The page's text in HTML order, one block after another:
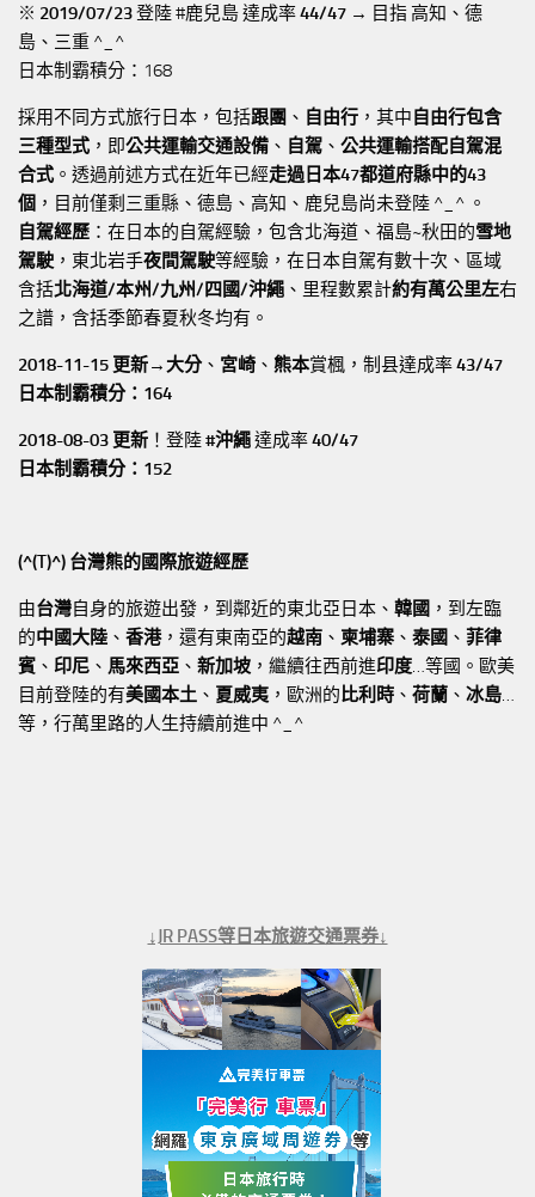
※ 2019/07/23登陸 #鹿兒島 達成率44/47 → 目指 高知、德
島、三重 ^_^
日本制霸積分：168
採用不同方式旅行日本，包括跟團 、 自由行 ，其中自由行包含
三種型式 ，即公共運輸交通設備 、 自駕 、 公共運輸搭配自駕混
合式 。透過前述方式在近年已經走過日本47都道府縣中的43
個 ，目前僅剩三重縣、德島、高知、鹿兒島尚未登陸 ^_^ 。
自駕經歷 ：在日本的自駕經驗，包含北海道、福島~秋田的雪地
駕駛 ，東北岩手夜間駕駛等經驗，在日本自駕有數十次、區域
含括北海道/本州/九州/四國/沖繩 、里程數累計約有萬公里左右
之譜，含括季節春夏秋冬均有。
2018-11-15 更新→ 大分、 宮崎 、 熊本賞楓，制县達成率43/47
日本制霸積分：164
2018-08-03 更新 ！登陸#沖繩達成率40/47
日本制霸積分：152
(^(T)^) 台灣熊的國際旅遊經歷
由台灣自身的旅遊出發，到鄰近的東北亞日本、 韓國 ，到左臨
的中國大陸 、 香港，還有東南亞的越南 、 柬埔寨 、 泰國 、 菲律
賓 、 印尼 、 馬來西亞 、 新加坡 ，繼續往西前進印度…等國。歐美
目前登陸的有美國本土 、 夏威夷 ，歐洲的比利時 、 荷蘭 、 冰島…
等，行萬里路的人生持續前進中 ^_^
↓JR PASS等日本旅遊交通票券↓